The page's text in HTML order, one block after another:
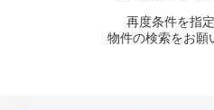
再度条件を指
物件の検索をお願